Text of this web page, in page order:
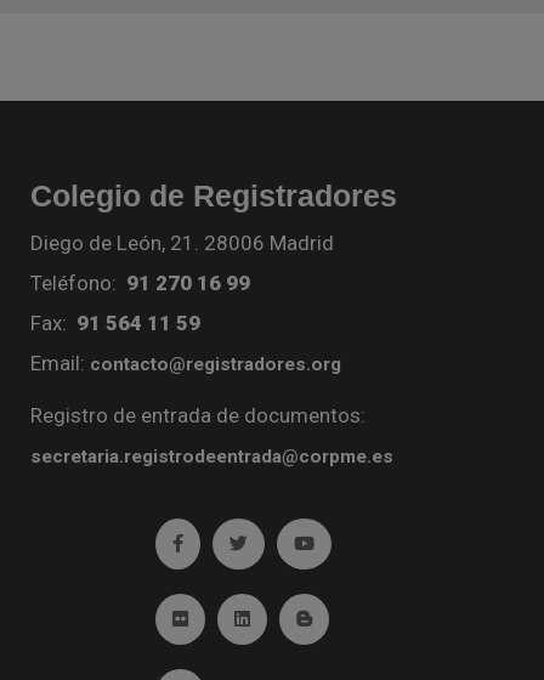
Colegio de Registradores
Diego de León, 21. 28006 Madrid
Teléfono: 91 270 16 99
Fax: 91 564 11 59
Email: contacto@registradores.org
Registro de entrada de documentos:
secretaria.registrodeentrada@corpme.es
Ir a facebook (abre en ventana nueva)
Ir a twitter (abre en ventana nueva)
Ir a YouTube (abre en
Ir a Flickr (abre en ventana nueva)
Ir a Linkedin (abre en ventana nueva)
Ir al Blog (abre en ventana